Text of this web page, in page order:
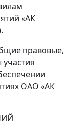
«АК
правовые,
ОАО «АК